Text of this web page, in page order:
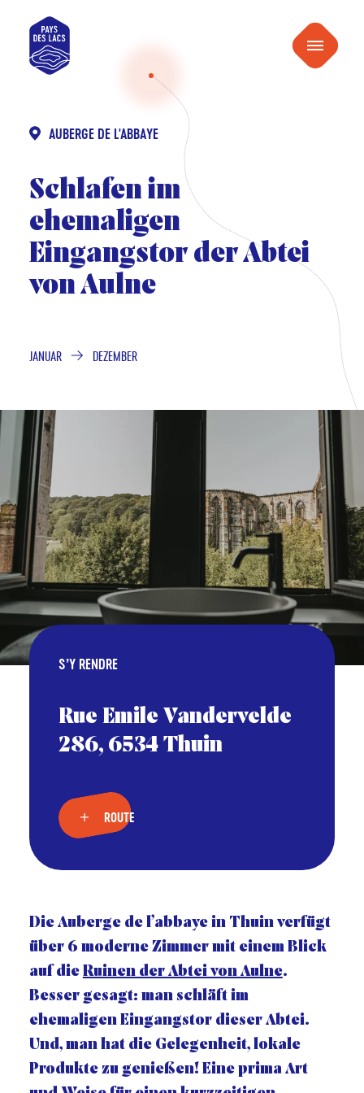
Pays
des
Menu
AUBERGE DE L'ABBAYE
Schlafen im
ehemaligen
Eingangstor der Abtei
von Aulne
JANUAR DEZEMBER
S’Y RENDRE
Rue Emile Vandervelde
286, 6534 Thuin
ROUTE
Die Auberge de l’abbaye in Thuin verfügt
über 6 moderne Zimmer mit einem Blick
auf die Ruinen der Abtei von Aulne.
Besser gesagt: man schläft im
ehemaligen Eingangstor dieser Abtei.
Und, man hat die Gelegenheit, lokale
Produkte zu genießen! Eine prima Art